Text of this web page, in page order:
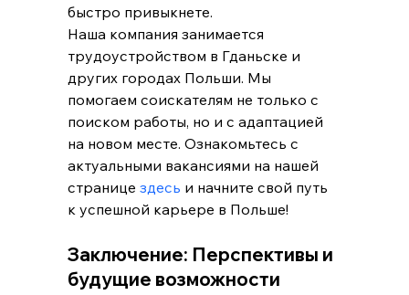
быстро привыкнете.
Наша компания занимается
трудоустройством в Гданьске и
других городах Польши. Мы
помогаем соискателям не только с
поиском работы, но и с адаптацией
на новом месте. Ознакомьтесь с
актуальными вакансиями на нашей
странице здесь и начните свой путь
к успешной карьере в Польше!
Заключение: Перспективы и
будущие возможности